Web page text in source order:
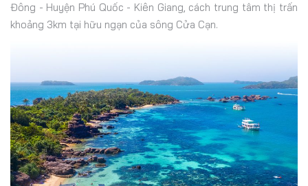
Đông - Huyện Phú Quốc - Kiên Giang, cách trung tâm thị trấn
khoảng 3km tại hữu ngạn của sông Cửa Cạn.